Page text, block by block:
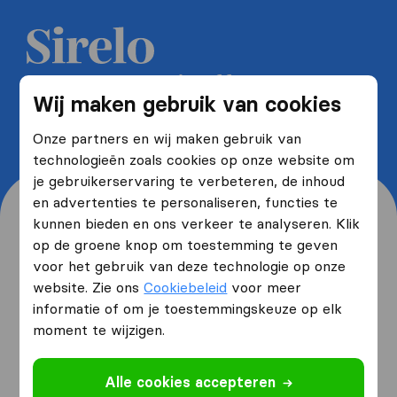
Wij maken gebruik van cookies
Onze partners en wij maken gebruik van
technologieën zoals cookies op onze website om
je gebruikerservaring te verbeteren, de inhoud
en advertenties te personaliseren, functies te
kunnen bieden en ons verkeer te analyseren. Klik
op de groene knop om toestemming te geven
voor het gebruik van deze technologie op onze
website. Zie onsCookiebeleid voor meer
informatie of om je toestemmingskeuze op elk
moment te wijzigen.
Alle cookies accepteren
Ontvang 5 gratis offertes van
verhuisbedrijven en bespaar tot
wel 40%
Waar woon je nu en waar
verhuis je naartoe?
Ik ga verhuizenvan